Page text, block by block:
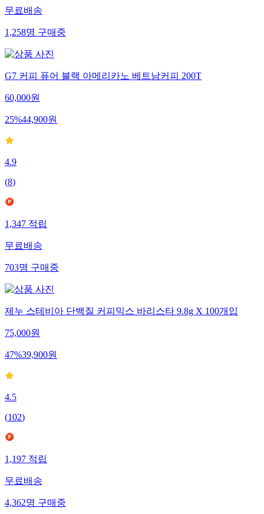
무료배송
1,258명구매중
G7 커피 퓨어 블랙 아메리카노 베트남커피 200T
60,000원
25%44,900원
4.9
(8)
1,347적립
무료배송
703명구매중
제누 스테비아 단백질 커피믹스 바리스타 9.8g X 100개입
75,000원
47%39,900원
4.5
(102)
1,197적립
무료배송
4,362명구매중